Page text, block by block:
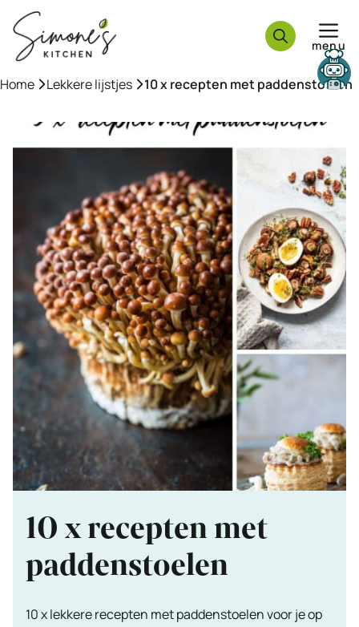
naar
inhoud
menu
Home »Lekkere lijstjes »10 x recepten met paddenstoelen
10 x recepten met
paddenstoelen
10 x lekkere recepten met paddenstoelen voor je op
Need help?